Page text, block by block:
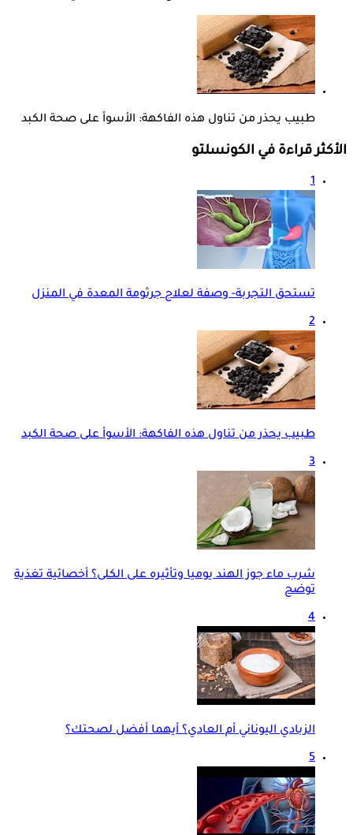
طبيب يحذر من تناول هذه الفاكهة: الأسوأ على صحة الكبد
الأكثر قراءة في الكونسلتو
1
تستحق التجربة- وصفة لعلاج جرثومة المعدة في المنزل
2
طبيب يحذر من تناول هذه الفاكهة: الأسوأ على صحة الكبد
3
شرب ماء جوز الهند يوميا وتأثيره على الكلى؟ أخصائية تغذية
توضح
4
الزبادي اليوناني أم العادي؟ أيهما أفضل لصحتك؟
5